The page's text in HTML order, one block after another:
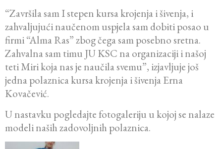
“Završila sam I stepen kursa krojenja i šivenja, i
zahvaljujući naučenom uspjela sam dobiti posao u
firmi “Alma Ras” zbog čega sam posebno sretna.
Zahvalna sam timu JU KSC na organizaciji i našoj
teti Miri koja nas je naučila svemu”, izjavljuje još
jedna polaznica kursa krojenja i šivenja Erna
Kovačević.
U nastavku pogledajte fotogaleriju u kojoj se nalaze
modeli naših zadovoljnih polaznica.